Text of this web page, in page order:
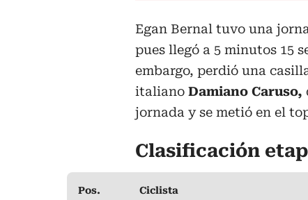
Egan Bernal tuvo una
pues llegó a 5 minutos 15
embargo, perdió una
italiano Damiano Caruso,
jornada y se metió en el
Clasificación
Pos. Ciclista